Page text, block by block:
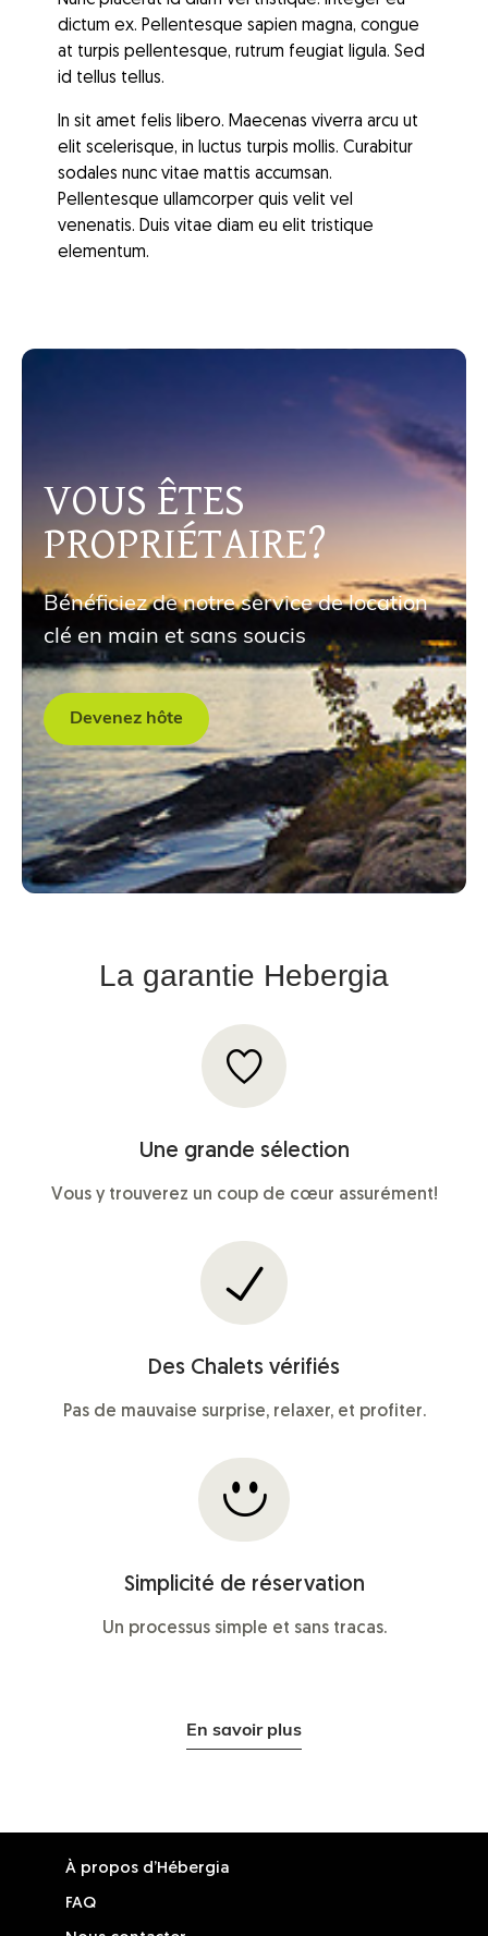
dictum ex. Pellentesque sapien magna, congue
at turpis pellentesque, rutrum feugiat ligula. Sed
id tellus tellus.
In sit amet felis libero. Maecenas viverra arcu ut
elit scelerisque, in luctus turpis mollis. Curabitur
sodales nunc vitae mattis accumsan.
Pellentesque ullamcorper quis velit vel
venenatis. Duis vitae diam eu elit tristique
elementum.
VOUS ÊTES
PROPRIÉTAIRE?
Bénéficiez de notre service de location
clé en main et sans soucis
Devenez hôte
La garantie Hebergia
Une grande sélection
Vous y trouverez un coup de cœur assurément!
Des Chalets vérifiés
Pas de mauvaise surprise, relaxer, et profiter.
Simplicité de réservation
Un processus simple et sans tracas.
En savoir plus
À propos d’Hébergia
FAQ